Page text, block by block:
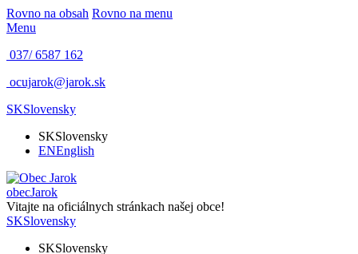
Rovno na obsah Rovno na menu
Menu
037/ 6587 162
ocujarok@jarok.sk
SKSlovensky
SKSlovensky
ENEnglish
obecJarok
Vitajte na oficiálnych stránkach našej obce!
SKSlovensky
SKSlovensky